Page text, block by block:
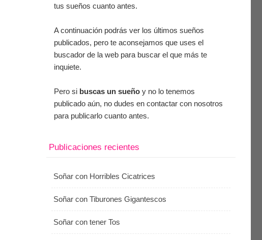
tus sueños cuanto antes.
A continuación podrás ver los últimos sueños
publicados, pero te aconsejamos que uses el
buscador de la web para buscar el que más te
inquiete.
Pero si buscas un sueño y no lo tenemos
publicado aún, no dudes en contactar con nosotros
para publicarlo cuanto antes.
Publicaciones recientes
Soñar con Horribles Cicatrices
Soñar con Tiburones Gigantescos
Soñar con tener Tos